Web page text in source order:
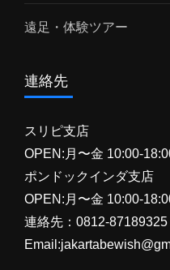
遠足・体験ツアー
連絡先
スリピ支店
OPEN:月〜金 10:00-
ポンドックインダ支店
OPEN:月〜金 10:00-
連絡先：0812-87189325